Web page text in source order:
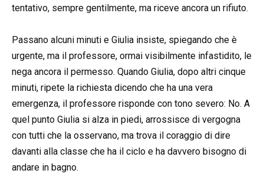
tentativo, sempre gentilmente, ma riceve ancora un rifiuto.
Passano alcuni minuti e Giulia insiste, spiegando che è
urgente, ma il professore, ormai visibilmente infastidito, le
nega ancora il permesso. Quando Giulia, dopo altri cinque
minuti, ripete la richiesta dicendo che ha una vera
emergenza, il professore risponde con tono severo: No. A
quel punto Giulia si alza in piedi, arrossisce di vergogna
con tutti che la osservano, ma trova il coraggio di dire
davanti alla classe che ha il ciclo e ha davvero bisogno di
andare in bagno.